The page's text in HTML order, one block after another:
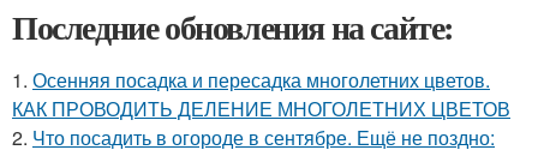
Последние обновления на сайте:
1. Осенняя посадка и пересадка многолетних цветов.
КАК ПРОВОДИТЬ ДЕЛЕНИЕ МНОГОЛЕТНИХ ЦВЕТОВ
2. Что посадить в огороде в сентябре. Ещё не поздно: